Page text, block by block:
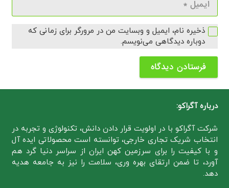
ذخیره نام، ایمیل و وبسایت من در مرورگر برای زمانی که
دوباره دیدگاهی می‌نویسم.
فرستادن دیدگاه
درباره آگراکو:
شرکت آگراکو با در اولویت قرار دادن دانش، تکنولوژی و تجربه در
انتخاب شریک تجاری خارجی، توانسته است محصولاتی ایده آل
و با کیفیت را برای سرزمین کهن ایران از سراسر دنیا گرد هم
آورد، تا ضمن ارتقای بهره وری، سلامت را نیز به جامعه هدیه
دهد.